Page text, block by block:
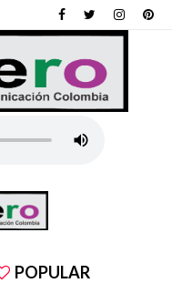
POPULAR